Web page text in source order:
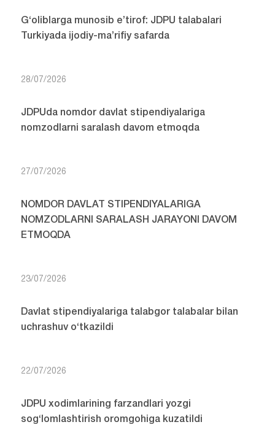
G‘oliblarga munosib e’tirof: JDPU talabalari
Turkiyada ijodiy-ma’rifiy safarda
28/07/2026
JDPUda nomdor davlat stipendiyalariga
nomzodlarni saralash davom etmoqda
27/07/2026
NOMDOR DAVLAT STIPENDIYALARIGA
NOMZODLARNI SARALASH JARAYONI DAVOM
ETMOQDA
23/07/2026
Davlat stipendiyalariga talabgor talabalar bilan
uchrashuv o‘tkazildi
22/07/2026
JDPU xodimlarining farzandlari yozgi
sog‘lomlashtirish oromgohiga kuzatildi